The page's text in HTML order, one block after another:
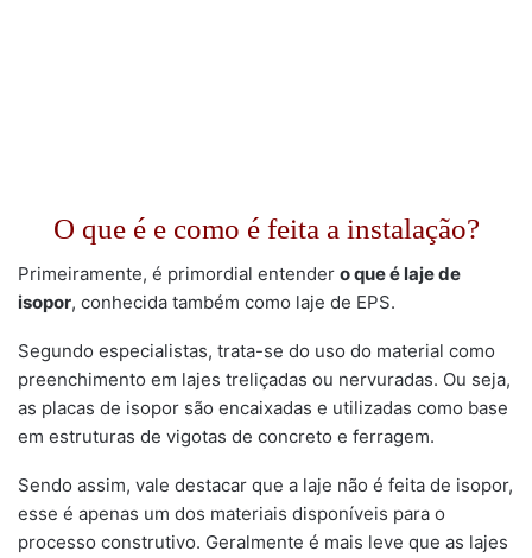
O que é e como é feita a instalação?
Primeiramente, é primordial entender o que é laje de
isopor, conhecida também como laje de EPS.
Segundo especialistas, trata-se do uso do material como
preenchimento em lajes treliçadas ou nervuradas. Ou seja,
as placas de isopor são encaixadas e utilizadas como base
em estruturas de vigotas de concreto e ferragem.
Sendo assim, vale destacar que a laje não é feita de isopor,
esse é apenas um dos materiais disponíveis para o
processo construtivo. Geralmente é mais leve que as lajes